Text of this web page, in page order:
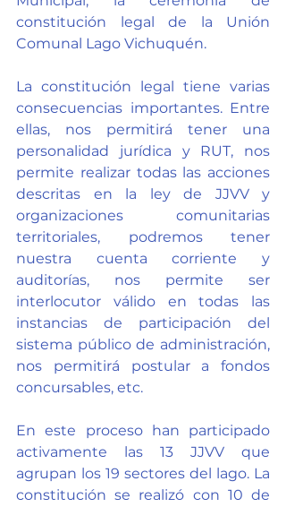
constitución legal de la Unión
Comunal Lago Vichuquén.
La constitución legal tiene varias
consecuencias importantes. Entre
ellas, nos permitirá tener una
personalidad jurídica y RUT, nos
permite realizar todas las acciones
descritas en la ley de JJVV y
organizaciones comunitarias
territoriales, podremos tener
nuestra cuenta corriente y
auditorías, nos permite ser
interlocutor válido en todas las
instancias de participación del
sistema público de administración,
nos permitirá postular a fondos
concursables, etc.
En este proceso han participado
activamente las 13 JJVV que
agrupan los 19 sectores del lago. La
constitución se realizó con 10 de